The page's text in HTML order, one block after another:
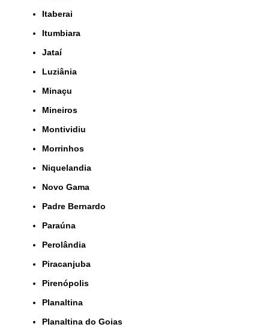
Itaberai
Itumbiara
Jataí
Luziânia
Minaçu
Mineiros
Montividiu
Morrinhos
Niquelandia
Novo Gama
Padre Bernardo
Paraúna
Perolândia
Piracanjuba
Pirenópolis
Planaltina
Planaltina do Goias